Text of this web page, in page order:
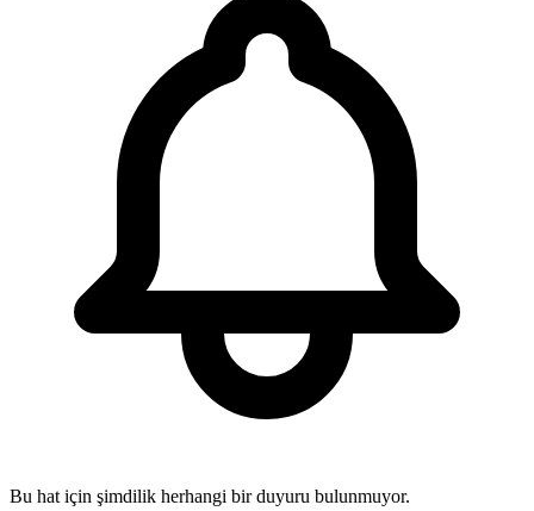
Bu hat için şimdilik herhangi bir duyuru bulunmuyor.